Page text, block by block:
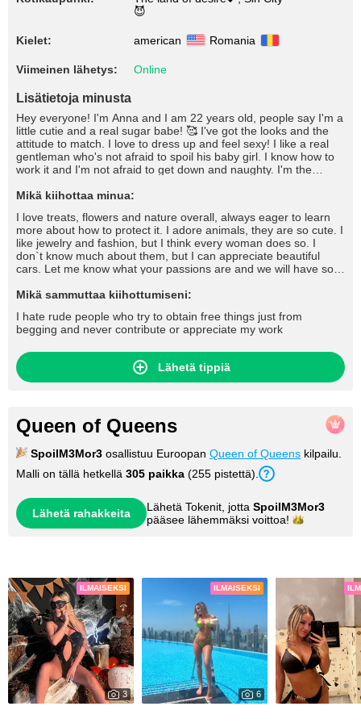
😈
Kielet: american Romania
Viimeinen lähetys: Online
Lisätietoja minusta
Hey everyone! I'm Anna and I am 22 years old, people say I'm a
little cutie and a real sugar babe! 🥰 I've got the looks and the
attitude to match. I love to dress up and feel sexy! I like a real
gentleman who's not afraid to spoil his baby girl. I know how to
work it and I'm not afraid to get down and naughty. I'm the
your dreams and desires!
Mikä kiihottaa minua:
I love treats, flowers and nature overall, always eager to learn
more about how to protect it. I adore animals, they are so cute. I
like jewelry and fashion, but I think every woman does so. I
don`t know much about them, but I can appreciate beautiful
cars. Let me know what your passions are and we will have so
rushing or pushing. We all have our limits, but I am sure we can
think?/ I hate one minute guys, I am the type of woman who
loves to take her time in reaching the absolute sublime pleasure.
Mikä sammuttaa kiihottumiseni:
I hate rude people who try to obtain free things just from
begging and never contribute or appreciate my work
Lähetä tippiä
Queen of Queens
SpoilM3Mor3 osallistuu Euroopan Queen of Queens kilpailu.
Malli on tällä hetkellä 305 paikka (255 pistettä).
Lähetä rahakkeita Lähetä Tokenit, jotta SpoilM3Mor3
pääsee lähemmäksi voittoa!
ILMAISEKSI
3
ILMAISEKSI
6